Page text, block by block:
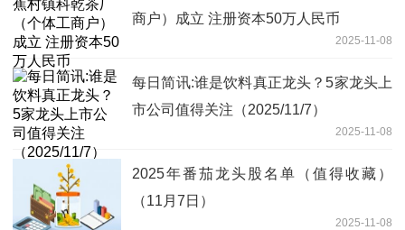
商户）成立 注册资本50万人民币
2025-11-08
每日简讯:谁是饮料真正龙头？5家龙头上
市公司值得关注（2025/11/7）
2025-11-08
2025年番茄龙头股名单（值得收藏）
（11月7日）
2025-11-08